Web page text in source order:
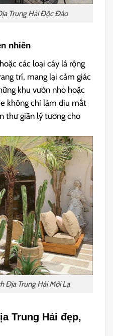
Trung Hải Độc Đáo
nhiên
các loại cây lá rộng
trí, mang lại cảm giác
khu vườn nhỏ hoặc
không chỉ làm dịu mắt
thư giãn lý tưởng cho
Địa Trung Hải Mới Lạ
Trung Hải đẹp,